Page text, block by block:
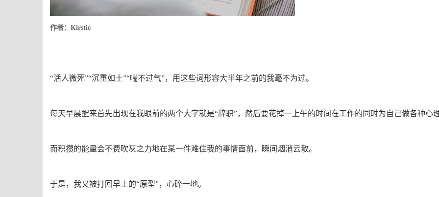
作者： Kirstie
“活人微死”“沉重如土”“喘不过气”，用这些词形容大半年之前的我毫不为过。
每天早晨醒来首先出现在我眼前的两个大字就是“辞职”，然后要花掉一上午的时间在工作的同时为自己做各种心
而积攒的能量会不费吹灰之力地在某一件难住我的事情面前，瞬间烟消云散。
于是，我又被打回早上的“原型”，心碎一地。